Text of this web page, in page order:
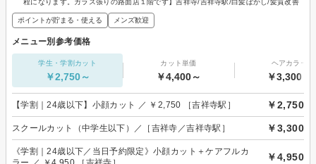
程になります。ガラス張りの路面店１階です】吉祥寺/吉祥寺駅/白髪ぼかし/髪質改善
ポイントが貯まる・使える メンズ歓迎
メニュー別参考価格
学生・学割カット
￥2,750～
カット単価
￥4,400～
ヘアカラー
￥3,300～
【学割｜24歳以下】小顔カット ／ ￥2,750 ［吉祥寺駅］ ￥2,750
スクールカット（中学生以下）／［吉祥寺／吉祥寺駅］ ￥3,300
《学割｜24歳以下／当日予約限定》小顔カット＋ケアフルカ
￥4,950